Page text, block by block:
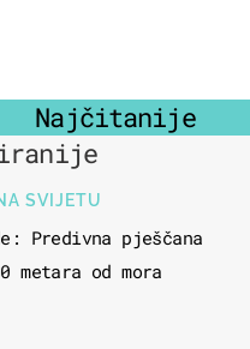
Najčitanije
SVIJETU
Predivna pješčana
metara od mora